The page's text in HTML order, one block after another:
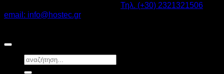
Τηλ. (+30) 2321321506
email: info@hostec.gr
Αναζήτηση
για: